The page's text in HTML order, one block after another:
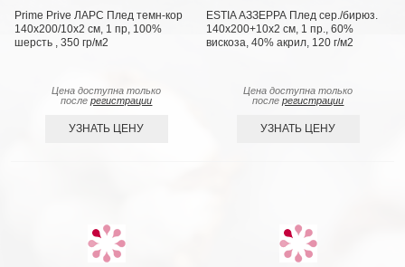
Prime Prive ЛАРС Плед темн-кор
140х200/10х2 см, 1 пр, 100%
шерсть , 350 гр/м2
Цена доступна только
послерегистрации
УЗНАТЬ ЦЕНУ
ESTIA АЗЗЕРРА Плед сер./бирюз.
140х200+10х2 см, 1 пр., 60%
вискоза, 40% акрил, 120 г/м2
Цена доступна только
послерегистрации
УЗНАТЬ ЦЕНУ